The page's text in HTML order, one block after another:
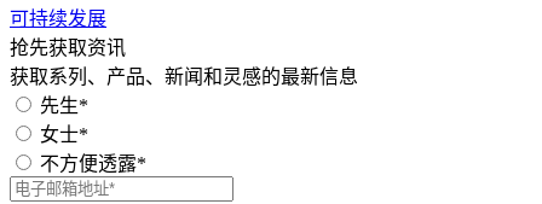
可持续发展
抢先获取资讯
获取系列、产品、新闻和灵感的最新信息
先生*
女士*
不方便透露*